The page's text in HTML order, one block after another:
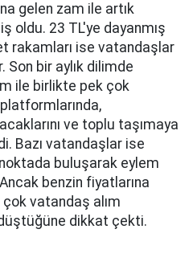
gelen zam ile artık
oldu. 23 TL'ye dayanmış
rakamları ise vatandaşlar
Son bir aylık dilimde
ile birlikte pek çok
ve toplu taşımaya
Bazı vatandaşlar ise
buluşarak eylem
benzin fiyatlarına
vatandaş alım
dikkat çekti.